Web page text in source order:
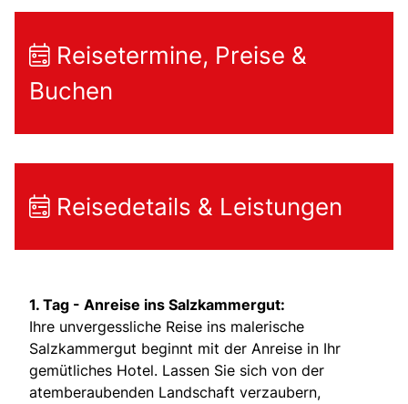
Reisetermine, Preise &
Buchen
Reisedetails & Leistungen
1. Tag - Anreise ins Salzkammergut:
Ihre unvergessliche Reise ins malerische
Salzkammergut beginnt mit der Anreise in Ihr
gemütliches Hotel. Lassen Sie sich von der
atemberaubenden Landschaft verzaubern,